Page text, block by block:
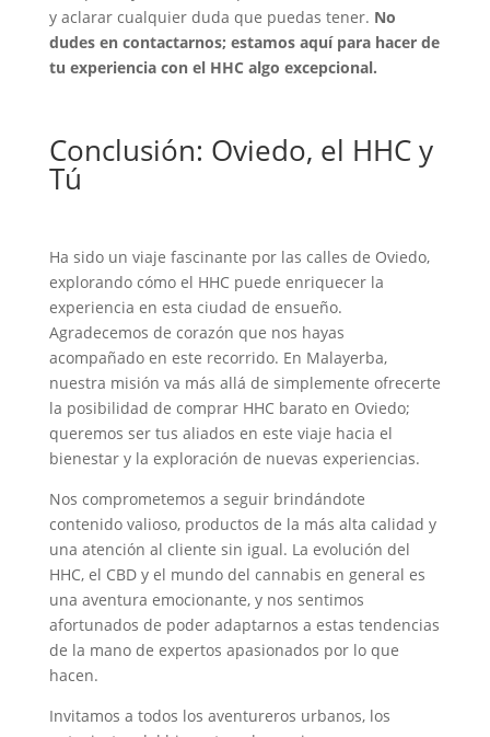
y aclarar cualquier duda que puedas tener. No
dudes en contactarnos; estamos aquí para hacer de
tu experiencia con el HHC algo excepcional.
Conclusión: Oviedo, el HHC y
Tú
Ha sido un viaje fascinante por las calles de Oviedo,
explorando cómo el HHC puede enriquecer la
experiencia en esta ciudad de ensueño.
Agradecemos de corazón que nos hayas
acompañado en este recorrido. En Malayerba,
nuestra misión va más allá de simplemente ofrecerte
la posibilidad de comprar HHC barato en Oviedo;
queremos ser tus aliados en este viaje hacia el
bienestar y la exploración de nuevas experiencias.
Nos comprometemos a seguir brindándote
contenido valioso, productos de la más alta calidad y
una atención al cliente sin igual. La evolución del
HHC, el CBD y el mundo del cannabis en general es
una aventura emocionante, y nos sentimos
afortunados de poder adaptarnos a estas tendencias
de la mano de expertos apasionados por lo que
hacen.
Invitamos a todos los aventureros urbanos, los